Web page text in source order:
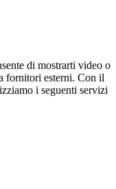
di mostrarti video o
fornitori esterni. Con il
i seguenti servizi